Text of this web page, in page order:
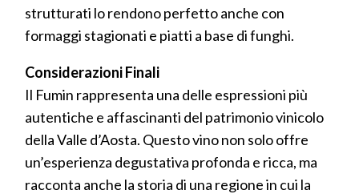
strutturati lo rendono perfetto anche con
formaggi stagionati e piatti a base di funghi.
Considerazioni Finali
Il Fumin rappresenta una delle espressioni più
autentiche e affascinanti del patrimonio vinicolo
della Valle d’Aosta. Questo vino non solo offre
un’esperienza degustativa profonda e ricca, ma
racconta anche la storia di una regione in cui la